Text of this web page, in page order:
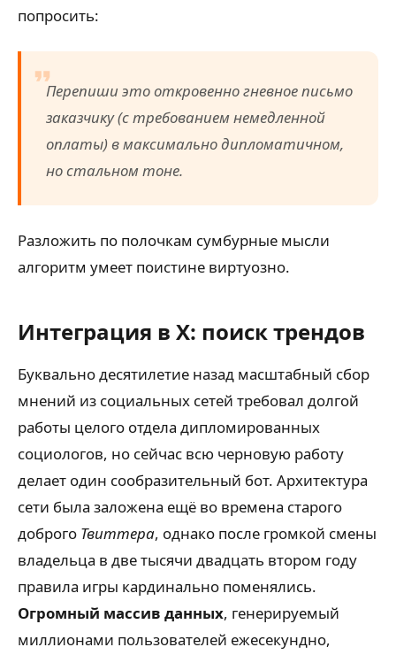
попросить:
Перепиши это откровенно гневное письмо
заказчику (с требованием немедленной
оплаты) в максимально дипломатичном,
но стальном тоне.
Разложить по полочкам сумбурные мысли
алгоритм умеет поистине виртуозно.
Интеграция в X: поиск трендов
Буквально десятилетие назад масштабный сбор
мнений из социальных сетей требовал долгой
работы целого отдела дипломированных
социологов, но сейчас всю черновую работу
делает один сообразительный бот. Архитектура
сети была заложена ещё во времена старого
доброго Твиттера, однако после громкой смены
владельца в две тысячи двадцать втором году
правила игры кардинально поменялись.
Огромный массив данных, генерируемый
миллионами пользователей ежесекундно,